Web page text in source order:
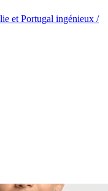
et Portugal ingénieux /